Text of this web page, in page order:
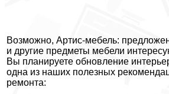
Возможно, Артис-мебель:
и другие предметы мебели
Вы планируете обновление
одна из наших полезных
ремонта: